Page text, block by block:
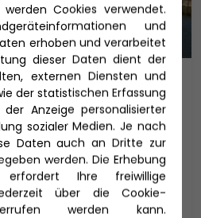
Rhein ab
Cookies verwendet.
und
erhoben und verarbeitet
dieser Daten dient der
externen Diensten und
der statistischen Erfassung
Anzeige personalisierter
sozialer Medien. Je nach
Daten auch an Dritte zur
werden. Die Erhebung
Ihre freiwillige
über die Cookie-
werden kann.